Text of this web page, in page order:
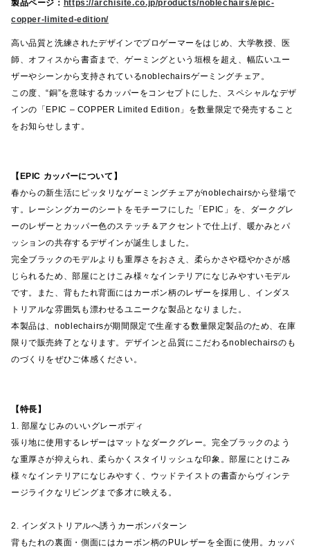
製品ページ： https://archisite.co.jp/products/noblechairs/epic-
copper-limited-edition/
高い品質と洗練されたデザインでプロゲーマーをはじめ、大学教授、医
師、オフィスから書斎まで、ゲーミングという垣根を超え、幅広いユー
ザーやシーンから支持されているnoblechairsゲーミングチェア。
この度、“銅”を意味するカッパーをコンセプトにした、スペシャルなデザ
インの「EPIC – COPPER Limited Edition」を数量限定で発売すること
をお知らせします。
【EPIC カッパーについて】
春からの新生活にピッタリなゲーミングチェアがnoblechairsから登場で
す。レーシングカーのシートをモチーフにした「EPIC」を、ダークグレ
ーのレザーとカッパー色のステッチ＆アクセントで仕上げ、暖かみとパ
ッションの共存するデザインが誕生しました。
完全ブラックのモデルよりも重厚さをおさえ、柔らかさや穏やかさが感
じられるため、部屋にとけこみ様々なインテリアになじみやすいモデル
です。また、背もたれ背面にはカーボン柄のレザーを採用し、インダス
トリアルな雰囲気も漂わせるユニークな製品となりました。
本製品は、noblechairsが期間限定で生産する数量限定製品のため、在庫
限りで販売終了となります。デザインと品質にこだわるnoblechairsのも
のづくりをぜひご体感ください。
【特長】
1. 部屋なじみのいいグレーボディ
張り地に使用するレザーはマットなダークグレー。完全ブラックのよう
な重厚さが抑えられ、柔らかくスタイリッシュな印象。部屋にとけこみ
様々なインテリアになじみやすく、ウッドテイストの書斎からヴィンテ
ージライクなリビングまで多才に映える。
2. インダストリアルへ誘うカーボンパターン
背もたれの裏面・側面にはカーボン柄のPUレザーを全面に使用。カッパ